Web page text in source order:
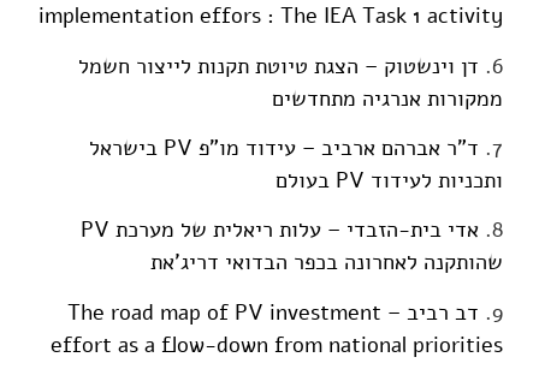
implementation effors : The IEA Task 1 activity
6. דן וינשטוק – הצגת טיוטת תקנות לייצור חשמל
ממקורות אנרגיה מתחדשים
7.
ד"ר אברהם ארביב – עידוד מו"פ PV בישראל
ותכניות לעידוד PV בעולם
8.
אדי בית-הזבדי – עלות ריאלית של מערכת PV
שהותקנה לאחרונה בכפר הבדואי דריג'את
9.
דב רביב – The road map of PV investment
effort as a flow-down from national priorities